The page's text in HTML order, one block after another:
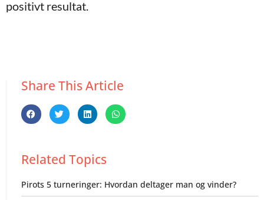
positivt resultat.
Share This Article
Related Topics
Pirots 5 turneringer: Hvordan deltager man og vinder?